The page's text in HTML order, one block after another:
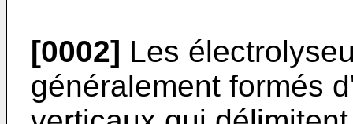
[0002] Les
généralement formés